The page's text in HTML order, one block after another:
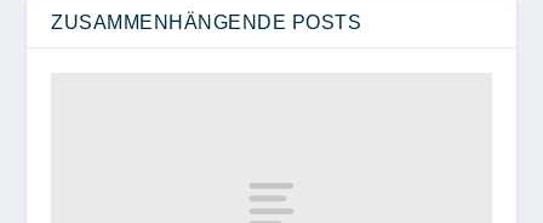
ZUSAMMENHÄNGENDE POSTS